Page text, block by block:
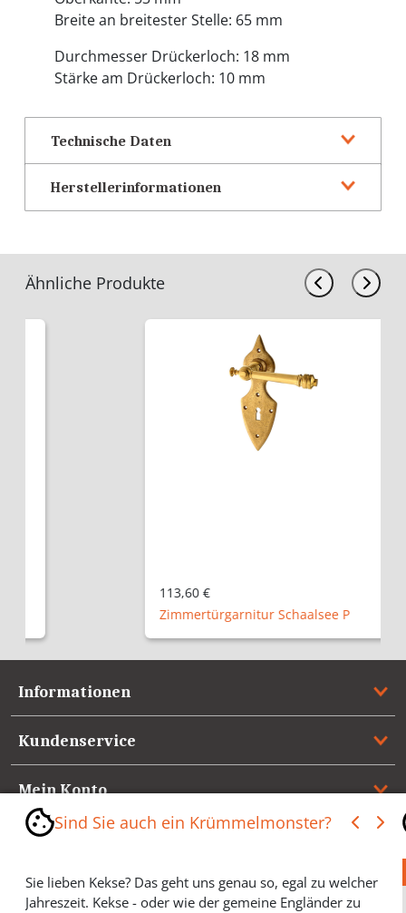
Breite an breitester Stelle: 65 mm
Durchmesser Drückerloch: 18 mm
Stärke am Drückerloch: 10 mm
Technische Daten
Herstellerinformationen
Ähnliche Produkte
Zimmertürgarnitur Schaalsee P
Informationen
Kundenservice
Mein Konto
Referenzen
Medienspiegel & Presseinformationen
Sind Sie auch ein Krümmelmonster?
Sie lieben Kekse? Das geht uns genau so, egal zu welcher
Jahreszeit. Kekse - oder wie der gemeine Engländer zu